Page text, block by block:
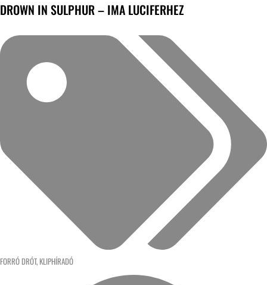
DROWN IN SULPHUR – IMA LUCIFERHEZ
FORRÓ DRÓT, KLIPHÍRADÓ